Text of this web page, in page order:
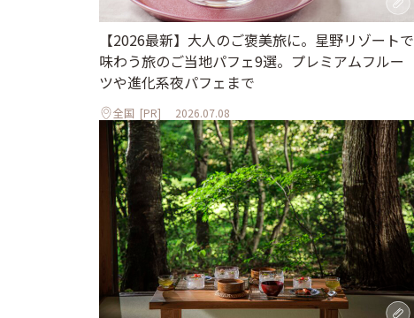
【2026最新】大人のご褒美旅に。星野リゾートで
味わう旅のご当地パフェ9選。プレミアムフルー
ツや進化系夜パフェまで
全国 [PR] 2026.07.08